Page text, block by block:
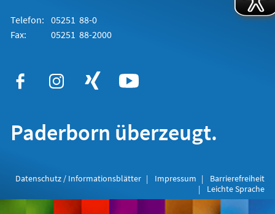
Telefon: 05251 88-0
Fax:
05251 88-2000
Paderborn überzeugt.
Datenschutz / Informationsblätter Impressum
Barrierefreiheit
Leichte Sprache